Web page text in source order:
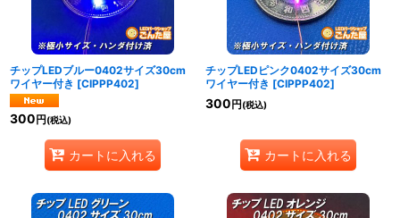
チップLEDブルー0402サイズ30cm
ワイヤー付き [CIPPP402]
300 円 (税込)
カートに入れる
チップLEDピンク0402サイズ30cm
ワイヤー付き [CIPPP402]
300円(税込)
カートに入れる